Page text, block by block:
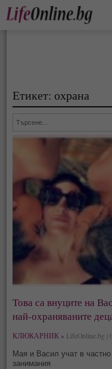
Етикет: охрана
Това са внуците на
най-охраняваните
КЛЮКАРНИК » LifeOnline.bg |
Мая и Васил учат в
занимания